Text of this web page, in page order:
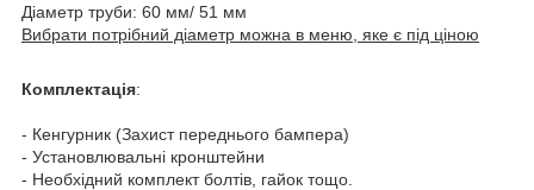
Діаметр труби: 60 мм/ 51 мм
Вибрати потрібний діаметр можна в меню, яке є під ціною
Комплектація:
- Кенгурник (Захист переднього бампера)
- Установлювальні кронштейни
- Необхідний комплект болтів, гайок тощо.